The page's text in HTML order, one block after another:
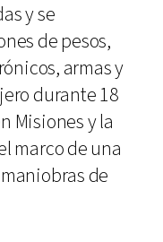
y se
de pesos,
armas y
durante 18
Misiones y la
marco de una
de